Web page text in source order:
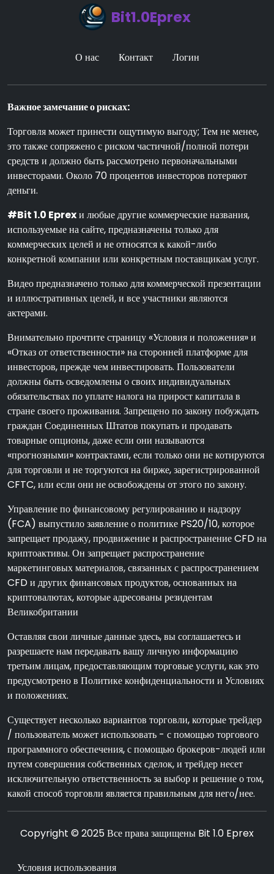
Bit1.0Eprex
О нас Контакт Логин
Важное замечание о рисках:
Торговля может принести ощутимую выгоду; Тем не менее,
это также сопряжено с риском частичной/полной потери
средств и должно быть рассмотрено первоначальными
инвесторами. Около 70 процентов инвесторов потеряют
деньги.
#Bit 1.0 Eprexи любые другие коммерческие названия,
используемые на сайте, предназначены только для
коммерческих целей и не относятся к какой-либо
конкретной компании или конкретным поставщикам услуг.
Видео предназначено только для коммерческой презентации
и иллюстративных целей, и все участники являются
актерами.
Внимательно прочтите страницу «Условия и положения» и
«Отказ от ответственности» на сторонней платформе для
инвесторов, прежде чем инвестировать. Пользователи
должны быть осведомлены о своих индивидуальных
обязательствах по уплате налога на прирост капитала в
стране своего проживания. Запрещено по закону побуждать
граждан Соединенных Штатов покупать и продавать
товарные опционы, даже если они называются
«прогнозными» контрактами, если только они не котируются
для торговли и не торгуются на бирже, зарегистрированной
CFTC, или если они не освобождены от этого по закону.
Управление по финансовому регулированию и надзору
(FCA) выпустило заявление о политике PS20/10, которое
запрещает продажу, продвижение и распространение CFD на
криптоактивы. Он запрещает распространение
маркетинговых материалов, связанных с распространением
CFD и других финансовых продуктов, основанных на
криптовалютах, которые адресованы резидентам
Великобритании
Оставляя свои личные данные здесь, вы соглашаетесь и
разрешаете нам передавать вашу личную информацию
третьим лицам, предоставляющим торговые услуги, как это
предусмотрено в Политике конфиденциальности и Условиях
и положениях.
Существует несколько вариантов торговли, которые трейдер
/ пользователь может использовать - с помощью торгового
программного обеспечения, с помощью брокеров-людей или
путем совершения собственных сделок, и трейдер несет
исключительную ответственность за выбор и решение о том,
какой способ торговли является правильным для него/нее.
Copyright © 2025 Все права защищены Bit 1.0 Eprex
Условия использования